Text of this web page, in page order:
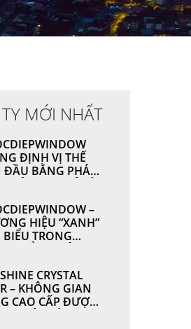
MỚI NHẤT
ĐỊNH VỊ THẾ
ĐẦU BẰNG PHÁT
–
HIỆU “XANH”
BIỂU TRONG
CRYSTAL
– KHÔNG GIAN
CAO CẤP ĐƯỢC